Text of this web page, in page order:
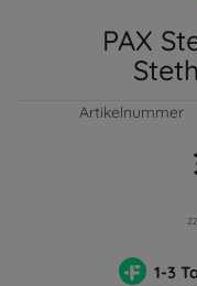
PAX
Artikelnummer
1-3